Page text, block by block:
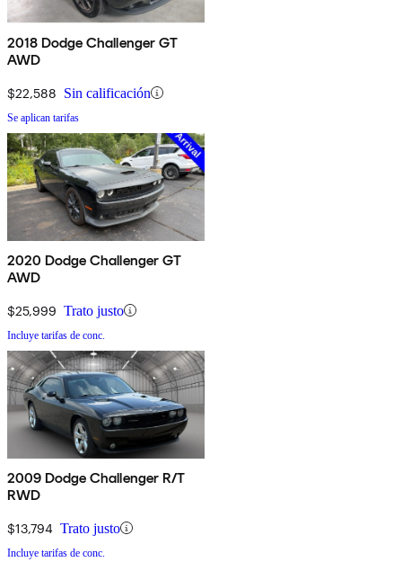
2018 Dodge Challenger GT
AWD
$22,588 Sin calificación
Se aplican tarifas
2020 Dodge Challenger GT
AWD
$25,999 Trato justo
Incluye tarifas de conc.
2009 Dodge Challenger R/T
RWD
$13,794 Trato justo
Incluye tarifas de conc.